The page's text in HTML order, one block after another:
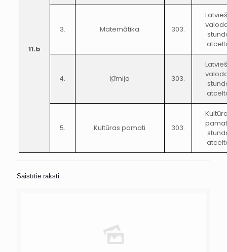
11.b
3. Matemātika 303.
4. Ķīmija 303.
5. Kultūras pamati 303.
Saistītie raksti